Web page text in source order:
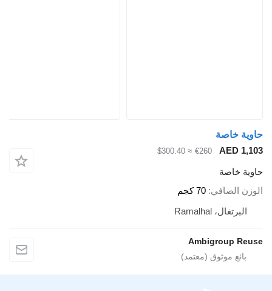
حاوية خاصة
AED 1,103
€260
≈ $300.40
حاوية خاصة
الوزن الصافي 70 كجم
البرتغال، Ramalhal
Ambigroup Reuse